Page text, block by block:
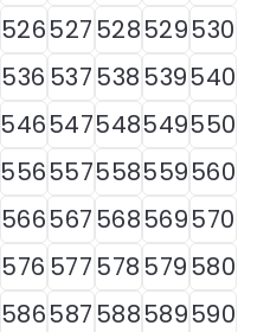
526527528529530
536 537538539540
546547548549550
556557558559560
566567568569570
576 577578579580
586587588589590